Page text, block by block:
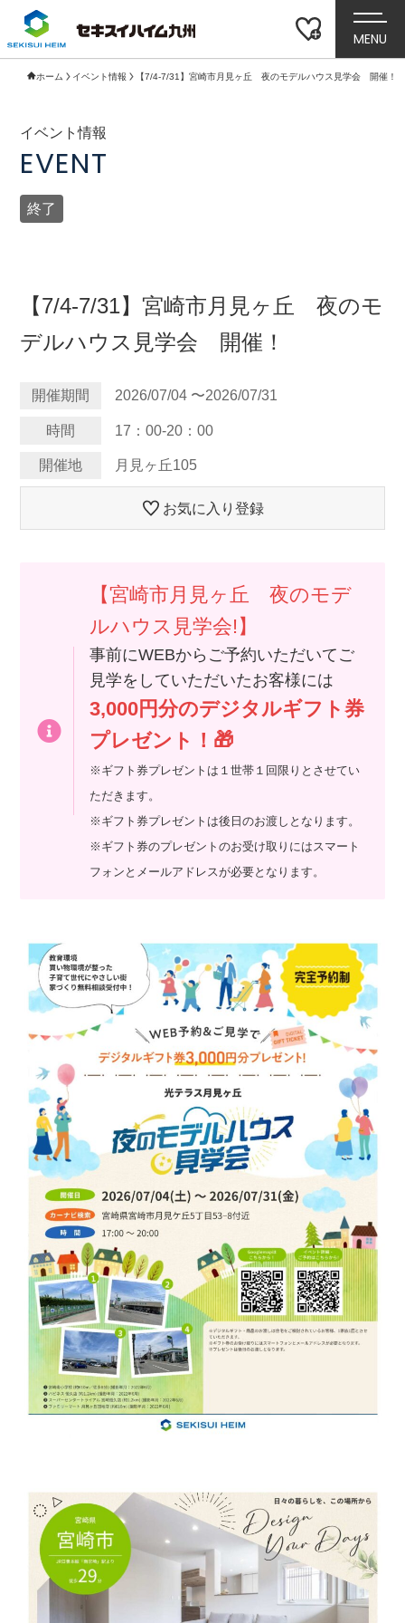
MENU
ホーム イベント情報 【7/4-7/31】宮崎市月見ヶ丘 夜のモデルハウス見学会 開催！
イベント情報
EVENT
終了
【7/4-7/31】宮崎市月見ヶ丘 夜のモ
デルハウス見学会 開催！
開催期間 2026/07/04 〜2026/07/31
時間 17：00-20：00
開催地 月見ヶ丘105
お気に入り登録
【宮崎市月見ヶ丘 夜のモデ
ルハウス見学会!】
事前にWEBからご予約いただいてご
見学をしていただいたお客様には
3,000円分のデジタルギフト券
プレゼント！🎁
※ギフト券プレゼントは１世帯１回限りとさせてい
ただきます。
※ギフト券プレゼントは後日のお渡しとなります。
※ギフト券のプレゼントのお受け取りにはスマート
フォンとメールアドレスが必要となります。